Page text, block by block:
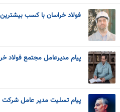
فولاد خراسان با کسب
پیام مدیرعامل مجتمع فولاد
پیام تسلیت مدیر عامل شرکت